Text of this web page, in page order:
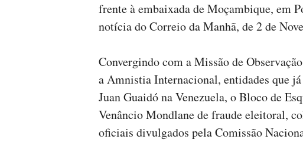
frente à embaixada de Moçambique, em
notícia do Correio da Manhã, de 2 de
Convergindo com a Missão de
a Amnistia Internacional, entidades que
Juan Guaidó na Venezuela, o Bloco de
Venâncio Mondlane de fraude eleitoral,
oficiais divulgados pela Comissão